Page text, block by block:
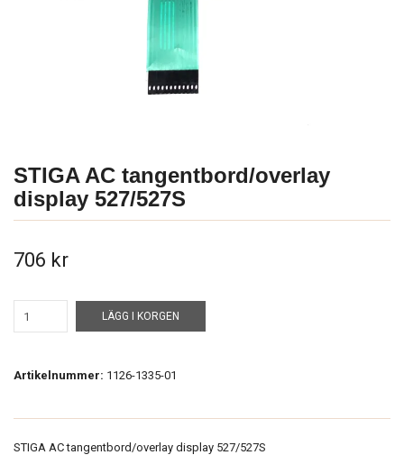
STIGA AC tangentbord/overlay
display 527/527S
706 kr
LÄGG I KORGEN
Artikelnummer: 1126-1335-01
STIGA AC tangentbord/overlay display 527/527S